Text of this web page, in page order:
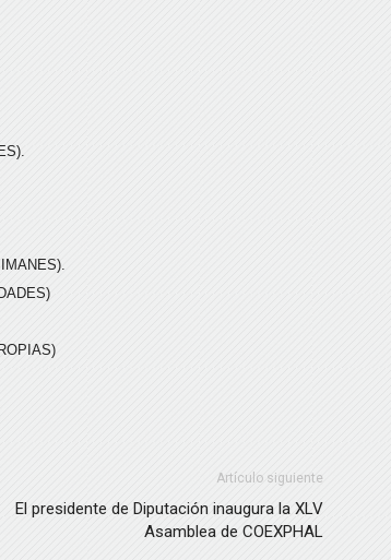
Artículo siguiente
El presidente de Diputación inaugura la XLV
Asamblea de COEXPHAL